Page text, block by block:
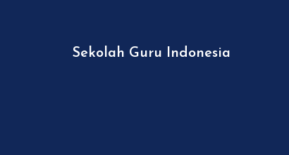
Sekolah Guru Indonesia